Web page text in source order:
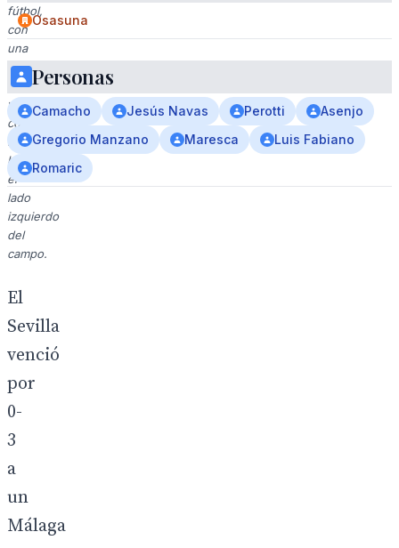
fútbol,
con
una
camisa
blanca
y
corbata,
apuntando
hacia
el
lado
izquierdo
del
campo.
El
Sevilla
venció
por
0-
3
a
un
Málaga
Osasuna
Personas
Camacho Jesús Navas Perotti
Asenjo
Gregorio Manzano
Maresca
Luis Fabiano
Romaric